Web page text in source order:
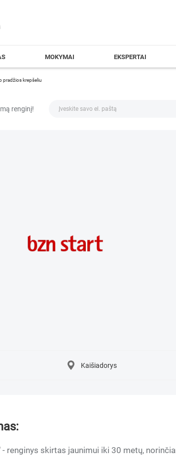
MOKYMAI EKSPERTAI
pradžios krepšeliu
renginį!
Kaišiadorys
renginys skirtas jaunimui iki 30 metų,